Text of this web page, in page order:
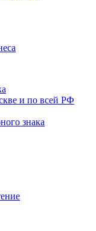
и по всей РФ
знака